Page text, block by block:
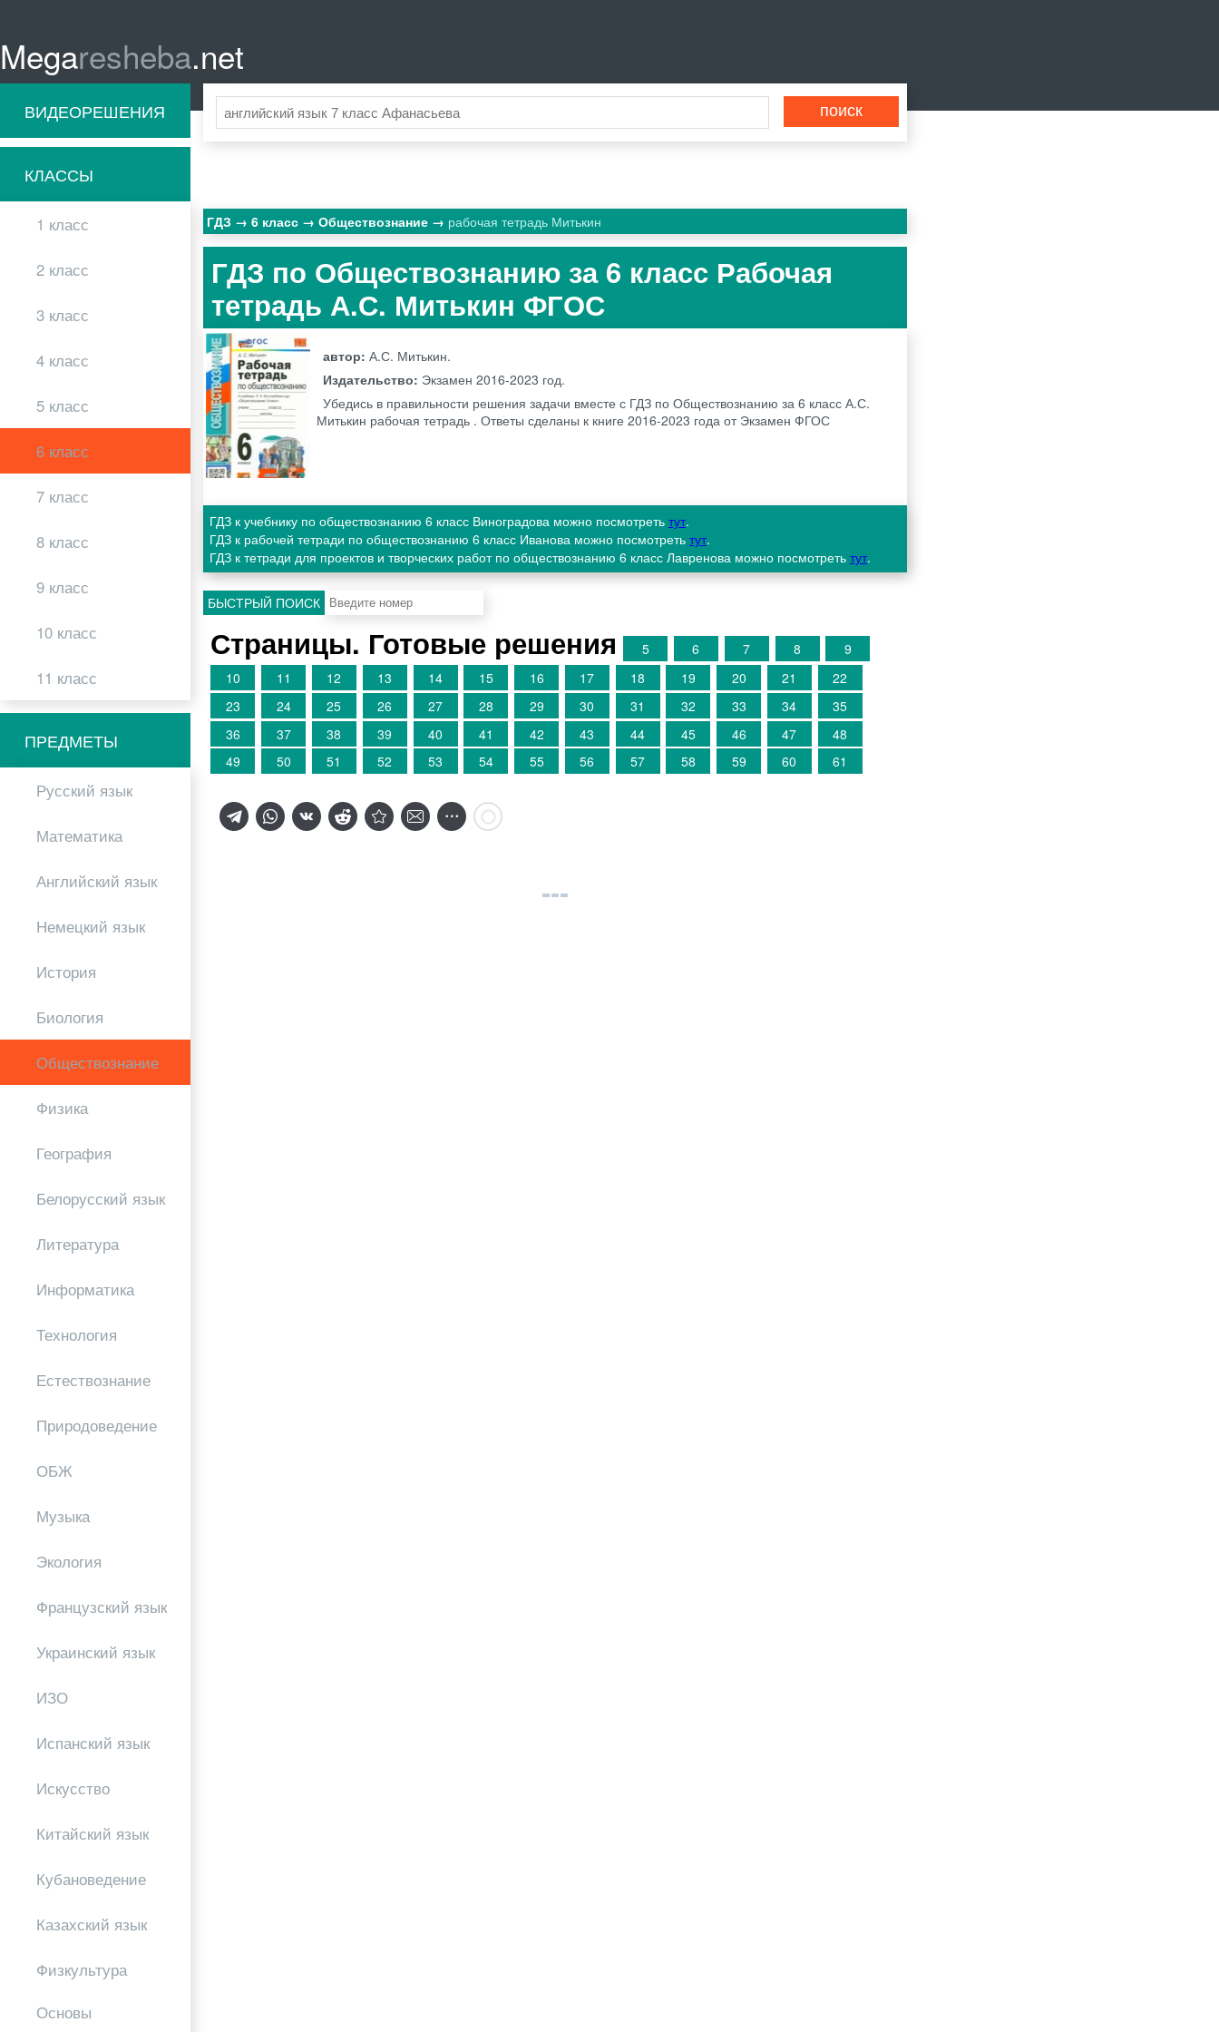
Megaresheba.net
ВИДЕОРЕШЕНИЯ
КЛАССЫ
1 класс
2 класс
3 класс
4 класс
5 класс
6 класс
7 класс
8 класс
9 класс
10 класс
11 класс
ПРЕДМЕТЫ
Русский язык
Математика
Английский язык
Немецкий язык
История
Биология
Обществознание
Физика
География
Белорусский язык
Литература
Информатика
Технология
Естествознание
Природоведение
ОБЖ
Музыка
Экология
Французский язык
Украинский язык
ИЗО
Испанский язык
Искусство
Китайский язык
Кубановедение
Казахский язык
Физкультура
Основы
ГДЗ 6 класс Обществознание рабочая тетрадь Митькин
ГДЗ по Обществознанию за 6 класс Рабочая
тетрадь А.С. Митькин ФГОС
автор:А.С. Митькин.
Издательство: Экзамен 2016-2023 год.
Убедись в правильности решения задачи вместе с ГДЗ по Обществознанию за 6 класс А.С.
Митькин рабочая тетрадь . Ответы сделаны к книге 2016-2023 года от Экзамен ФГОС
ГДЗ к учебнику по обществознанию 6 класс Виноградова можно посмотреть тут.
ГДЗ к рабочей тетради по обществознанию 6 класс Иванова можно посмотреть тут.
ГДЗ к тетради для проектов и творческих работ по обществознанию 6 класс Лавренова можно посмотреть тут.
БЫСТРЫЙ ПОИСК
Страницы. Готовые решения 5 6 7 8
9
10
11 12 13 14 15 16 17 18 19 20 21
22
23
24 25 26 27 28 29 30 31 32 33 34
35
36
37 38 39 40 41 42 43 44 45 46 47
48
49
50 51 52 53 54 55 56 57 58 59 60 61